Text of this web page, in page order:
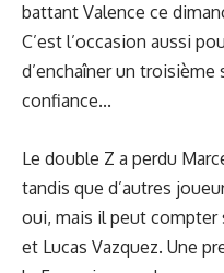
battant Valence ce
C’est l’occasion aussi
d’enchaîner un troisième
confiance...
Le double Z a perdu
tandis que d’autres
oui, mais il peut compter
et Lucas Vazquez. Une